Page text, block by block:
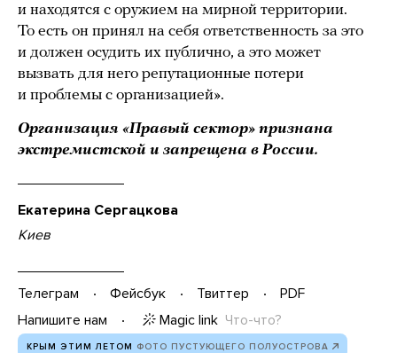
и находятся с оружием на мирной территории.
То есть он принял на себя ответственность за это
и должен осудить их публично, а это может
вызвать для него репутационные потери
и проблемы с организацией».
Организация «Правый сектор» признана
экстремистской и запрещена в России.
Екатерина Сергацкова
Киев
Телеграм Фейсбук Твиттер
PDF
Напишите нам
Magic link Что-что?
КРЫМ ЭТИМ ЛЕТОМ ФОТО ПУСТУЮЩЕГО ПОЛУОСТРОВА